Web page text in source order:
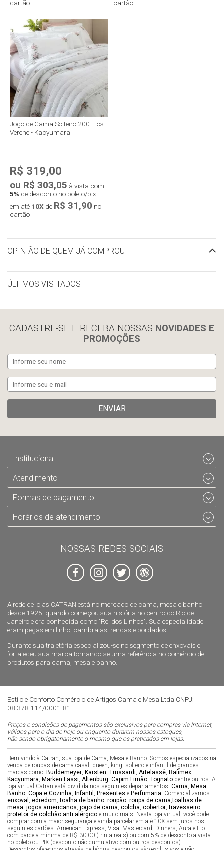
cartão
cartão
Jogo de Cama Solteiro 200 Fios
Verene - Kacyumara
R$ 319,00
ou R$ 303,05 à vista com
5% de desconto no boleto/pix
em até 10X de R$ 31,90 no
cartão
OPINIÃO DE QUEM JÁ COMPROU
ÚLTIMOS VISITADOS
CADASTRE-SE E RECEBA NOSSAS NOVIDADES E
PROMOÇÕES
ENVIAR
A rede de lojas CATRAN está no mercado de cama, mesa e banho
desde 1925, quando começou sua história no centro do Rio de
Janeiro e era conhecida como "Rei dos Linhos". Sua especialidade
eram peças em linho, cambraias, rendas e bordados.
Durante sua trajetória especializou-se no segmento de enxovais e
fortaleceu sua marca tornando-se uma referência no comércio de
produtos para cama, mesa e banho.
Institucional
Atendimento
Formas de pagamento
Horários de atendimento
NOSSAS REDES SOCIAIS
Estilo e Conforto Comércio de Artigos Cama e Mesa Ltda CNPJ:
08.378.114/0001-81
Preços e condições de pagamentos são exclusivos para compras via Internet,
válidos para o dia de hoje ou enquanto durarem nossos estoques,
não sendo obrigatoriamente o mesmo que os praticados em lojas.
Bem-vindo à Catran, sua loja de Cama, Mesa e Banho. Somos especializados na
venda de roupas de cama casal, queen, king, solteiro e infantil de grandes
marcas como: Buddemeyer Karsten Trussardi Artelassê Rafimex
Kacyumara Marken Fassi Altenburg Capim Limão Tognato dentre outros. A
loja virtual Catran está dividida nos seguintes departamentos: Cama Mesa
Banho Copa e Cozinha Infantil Presentes e Perfumaria . Comercializamos
enxoval
edredom ,toalha de banho roupão roupa de cama ,toalhas de
mesa jogos americanos jogo de cama colcha cobertor ,travesseiro
protetor de colchão anti alérgico e muito mais. Nesta loja virtual, você pode
comprar com a maior segurança e ainda parcelar em até 10X sem juros nos
seguintes cartões: American Express, Visa, Mastercard, Dinners, Aura e Elo
com parcela mínima de R$ 30,00 (trinta reais) ou com 5% de desconto a vista
no boleto ou PIX (desconto não cumulativo com outros descontos).